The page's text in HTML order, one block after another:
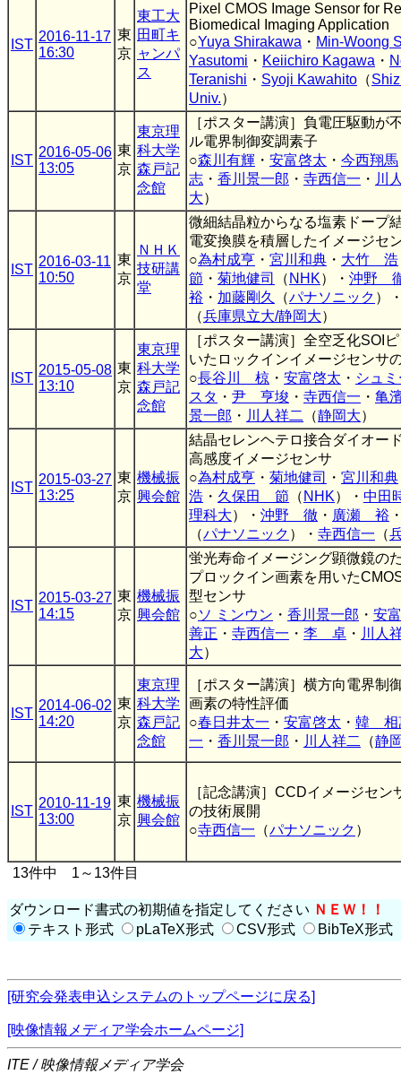
IST
2016-11-17
16:30
東
京
東工大
田町キ
ャンパ
ス
Pixel CMOS Image Sensor for
Biomedical Imaging Application
○Yuya Shirakawa ・ Min-Woong
Yasutomi ・ Keiichiro Kagawa ・
Teranishi ・ Syoji Kawahito （
Univ.）
IST
2016-05-06
13:05
東
京
東京理
科大学
森戸記
念館
［ポスター講演］負電圧駆動が
ル電界制御変調素子
○森川有輝 ・ 安富啓太 ・ 今西翔馬
志 ・ 香川景一郎 ・ 寺西信一 ・ 川
大）
IST
2016-03-11
10:50
東
京
ＮＨＫ
技研講
堂
微細結晶粒からなる塩素ドープ
電変換膜を積層したイメージセ
○為村成亨 ・ 宮川和典 ・ 大竹 浩
節 ・ 菊地健司 （ NHK）・ 沖野
裕 ・ 加藤剛久 （パナソニック ）
（兵庫県立大/静岡大）
IST
2015-05-08
13:10
東
京
東京理
科大学
森戸記
念館
［ポスター講演］全空乏化SOI
いたロックインイメージセンサ
○長谷川 椋 ・ 安富啓太 ・ シュ
スタ ・ 尹 亨埈 ・ 寺西信一 ・ 亀
景一郎 ・ 川人祥二 （静岡大）
IST
2015-03-27
13:25
東
京
機械振
興会館
結晶セレンヘテロ接合ダイオー
高感度イメージセンサ
○為村成亨 ・ 菊地健司 ・ 宮川和典
浩 ・ 久保田 節 （ NHK）・ 中田
理科大）・ 沖野 徹 ・ 廣瀬 裕
（パナソニック ）・ 寺西信一 （
IST
2015-03-27
14:15
東
京
機械振
興会館
蛍光寿命イメージング顕微鏡の
プロックイン画素を用いた
型センサ
○ソ ミンウン ・ 香川景一郎 ・ 安
善正 ・ 寺西信一 ・ 李 卓 ・ 川人
大）
IST
2014-06-02
14:20
東
京
東京理
科大学
森戸記
念館
［ポスター講演］横方向電界制
画素の特性評価
○春日井太一 ・ 安富啓太 ・ 韓 相
一 ・ 香川景一郎 ・ 川人祥二 （静
IST
2010-11-19
13:00
東
京
機械振
興会館
［記念講演］CCDイメージセン
の技術展開
○寺西信一 （パナソニック ）
13件中 1～13件目
ダウンロード書式の初期値を指定してください ＮＥＷ！！
テキスト形式
pLaTeX形式 CSV形式 BibTeX形式
[研究会発表申込システムのトップページに戻る]
[映像情報メディア学会ホームページ]
ITE / 映像情報メディア学会